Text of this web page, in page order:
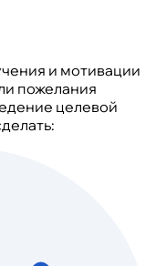
и мотивации
пожелания
целевой